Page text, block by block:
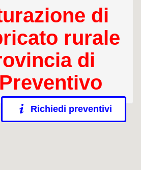
di
rurale
di
Richiedi preventivi